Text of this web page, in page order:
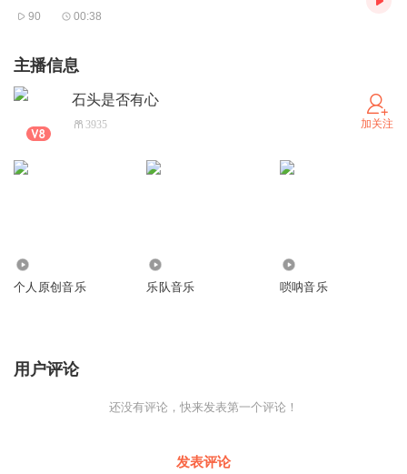
90 00:38
主播信息
石头是否有心
3935 加关注
个人原创音乐 乐队音乐 唢呐音乐
用户评论
还没有评论，快来发表第一个评论！
发表评论